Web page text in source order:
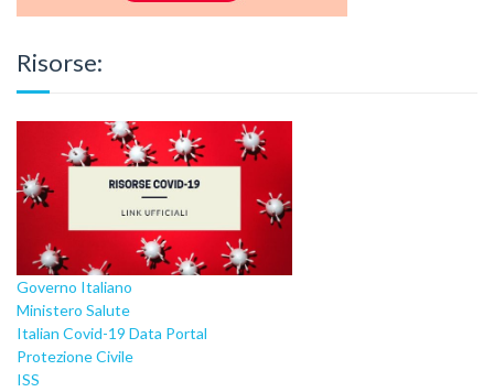
Risorse:
Governo Italiano
Ministero Salute
Italian Covid-19 Data Portal
Protezione Civile
ISS